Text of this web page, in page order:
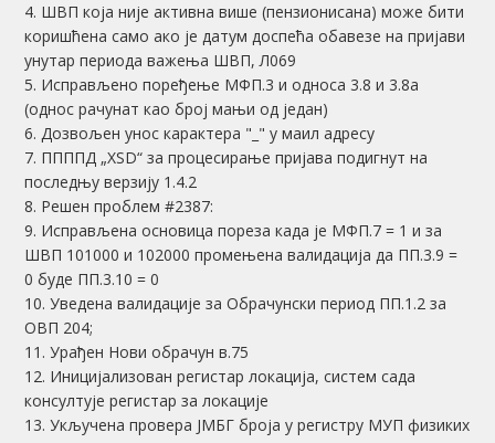
4. ШВП која није активна више (пензионисана) може бити
коришћена само ако је датум доспећа обавезе на пријави
унутар периода важења ШВП, Л069
5. Исправљено поређење МФП.3 и односа 3.8 и 3.8а
(однос рачунат као број мањи од један)
6. Дозвољен унос карактера "_" у маил адресу
7. ППППД „XSD“ за прoцесирање пријава подигнут на
последњу верзију 1.4.2
8. Решен проблем #2387:
9. Исправљена основица пореза када је МФП.7 = 1 и за
ШВП 101000 и 102000 промењена валидација да ПП.3.9 =
0 буде ПП.3.10 = 0
10. Уведена валидације за Обрачунски период ПП.1.2 за
ОВП 204;
11. Урађен Нови обрачун в.75
12. Иницијализован регистар локација, систем сада
консултује регистар за локације
13. Укључена провера ЈМБГ броја у регистру МУП физиких